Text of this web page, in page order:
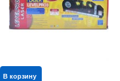
В корзину